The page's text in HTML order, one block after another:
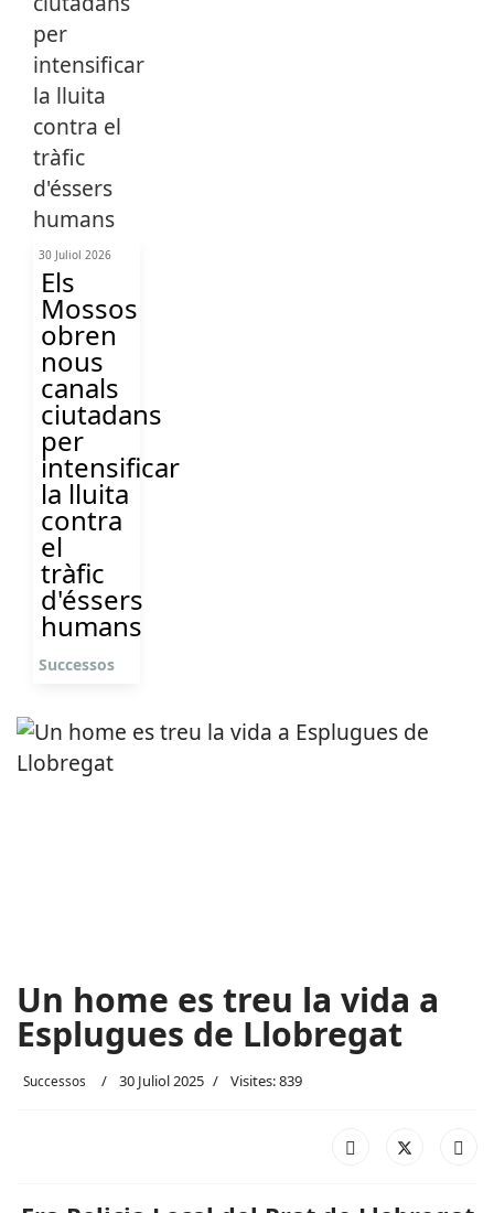
30 Juliol 2026
Els
Mossos
obren
nous
canals
ciutadans
per
intensificar
la lluita
contra
el
tràfic
d'éssers
humans
Successos
Un home es treu la vida a
Esplugues de Llobregat
Successos 30 Juliol 2025 Visites: 839